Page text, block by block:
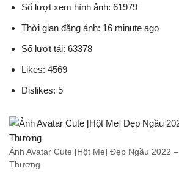
Số lượt xem hình ảnh: 61979
Thời gian đăng ảnh: 16 minute ago
Số lượt tải: 63378
Likes: 4569
Dislikes: 5
Ảnh Avatar Cute [Hột Me] Đẹp Ngầu 2022
Thương